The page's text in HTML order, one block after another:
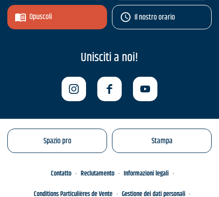
Opuscoli Il nostro orario
Unisciti a noi!
Spazio pro Stampa
Contatto Reclutamento
Informazioni legali
Conditions Particulières de Vente
Gestione dei dati personali